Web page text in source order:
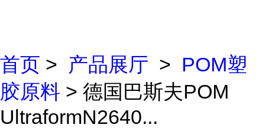
首页 > 产品展厅 > POM塑
胶原料 > 德国巴斯夫POM
UltraformN2640...